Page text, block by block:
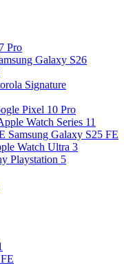
Pro
Galaxy S26
Signature
Pixel 10 Pro
Watch Series 11
Samsung Galaxy S25 FE
Watch Ultra 3
Playstation 5